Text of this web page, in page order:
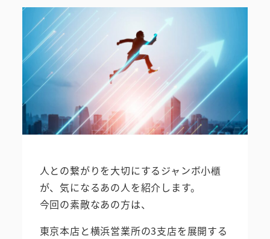
人との繋がりを大切にするジャンボ小櫃
が、気になるあの人を紹介します。
今回の素敵なあの方は、
東京本店と横浜営業所の3支店を展開する